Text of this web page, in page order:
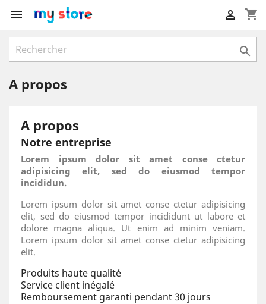
 shopping_cart


A propos
A propos
Notre entreprise
Lorem ipsum dolor sit amet conse ctetur
adipisicing elit, sed do eiusmod tempor
incididun.
Lorem ipsum dolor sit amet conse ctetur adipisicing
elit, sed do eiusmod tempor incididunt ut labore et
dolore magna aliqua. Ut enim ad minim veniam.
Lorem ipsum dolor sit amet conse ctetur adipisicing
elit.
Produits haute qualité
Service client inégalé
Remboursement garanti pendant 30 jours